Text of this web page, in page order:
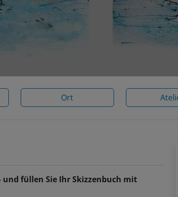
Ort
und füllen Sie Ihr Skizzenbuch mit